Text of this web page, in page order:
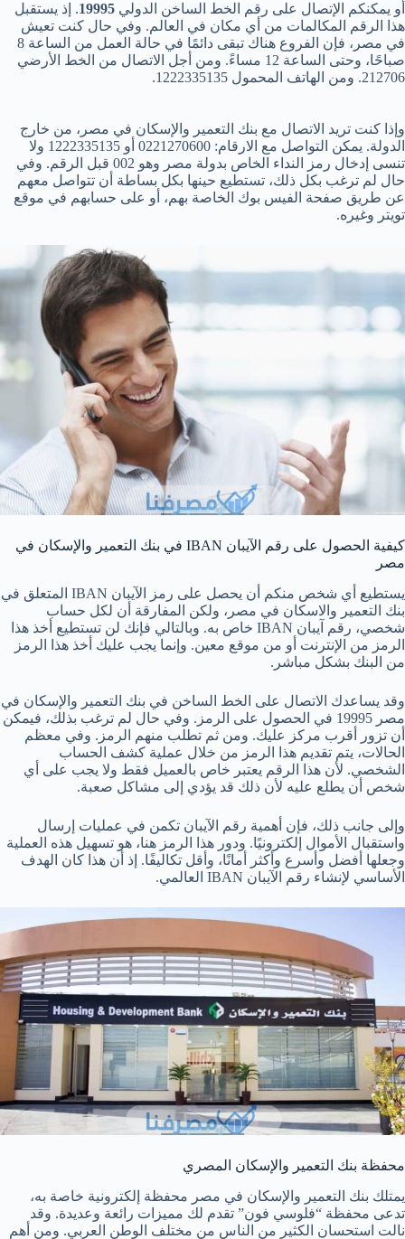
أو يمكنكم الإتصال على رقم الخط الساخن الدولي 19995. إذ يستقبل
هذا الرقم المكالمات من أي مكان في العالم. وفي حال كنت تعيش
في مصر، فإن الفروع هناك تبقى دائمًا في حالة العمل من الساعة 8
صباحًا، وحتى الساعة 12 مساءً. ومن أجل الاتصال من الخط الأرضي
212706. ومن الهاتف المحمول 1222335135.
وإذا كنت تريد الاتصال مع بنك التعمير والإسكان في مصر، من خارج
الدولة. يمكن التواصل مع الارقام: 0221270600 أو 1222335135 ولا
تنسى إدخال رمز النداء الخاص بدولة مصر وهو 002 قبل الرقم. وفي
حال لم ترغب بكل ذلك، تستطيع حينها بكل بساطة أن تتواصل معهم
عن طريق صفحة الفيس بوك الخاصة بهم، أو على حسابهم في موقع
تويتر وغيره.
كيفية الحصول على رقم الآيبان IBAN في بنك التعمير والإسكان في
مصر
يستطيع أي شخص منكم أن يحصل على رمز الآيبان IBAN المتعلق في
بنك التعمير والاسكان في مصر، ولكن المفارقة أن لكل حساب
شخصي، رقم آيبان IBAN خاص به. وبالتالي فإنك لن تستطيع أخذ هذا
الرمز من الإنترنت أو من موقع معين. وإنما يجب عليك أخذ هذا الرمز
من البنك بشكل مباشر.
وقد يساعدك الاتصال على الخط الساخن في بنك التعمير والإسكان في
مصر 19995 في الحصول على الرمز. وفي حال لم ترغب بذلك، فيمكن
أن تزور أقرب مركز عليك. ومن ثم تطلب منهم الرمز. وفي معظم
الحالات، يتم تقديم هذا الرمز من خلال عملية كشف الحساب
الشخصي. لأن هذا الرقم يعتبر خاص بالعميل فقط ولا يجب على أي
شخص أن يطلع عليه لأن ذلك قد يؤدي إلى مشاكل صعبة.
وإلى جانب ذلك، فإن أهمية رقم الآيبان تكمن في عمليات إرسال
واستقبال الأموال إلكترونيًا. ودور هذا الرمز هنا، هو تسهيل هذه العملية
وجعلها أفضل وأسرع وأكثر أمانًا، وأقل تكاليفًا. إذ أن هذا كان الهدف
الأساسي لإنشاء رقم الآيبان IBAN العالمي.
محفظة بنك التعمير والإسكان المصري
يمتلك بنك التعمير والإسكان في مصر محفظة إلكترونية خاصة به،
تدعى محفظة “فلوسي فون” تقدم لك مميزات رائعة وعديدة. وقد
نالت استحسان الكثير من الناس من مختلف الوطن العربي. ومن أهم